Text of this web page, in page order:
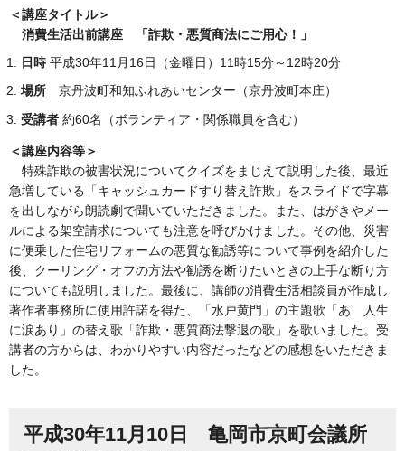
＜講座タイトル＞
消費生活出前講座 「詐欺・悪質商法にご用心！」
日時平成30年11月16日（金曜日）11時15分～12時20分
場所 京丹波町和知ふれあいセンター（京丹波町本庄）
受講者 約60名（ボランティア・関係職員を含む）
＜講座内容等＞
特殊詐欺の被害状況についてクイズをまじえて説明した後、最近
急増している「キャッシュカードすり替え詐欺」をスライドで字幕
を出しながら朗読劇で聞いていただきました。また、はがきやメー
ルによる架空請求についても注意を呼びかけました。その他、災害
に便乗した住宅リフォームの悪質な勧誘等について事例を紹介した
後、クーリング・オフの方法や勧誘を断りたいときの上手な断り方
についても説明しました。最後に、講師の消費生活相談員が作成し
著作者事務所に使用許諾を得た、「水戸黄門」の主題歌「あゝ人生
に涙あり」の替え歌「詐欺・悪質商法撃退の歌」を歌いました。受
講者の方からは、わかりやすい内容だったなどの感想をいただきま
した。
平成30年11月10日 亀岡市京町会議所